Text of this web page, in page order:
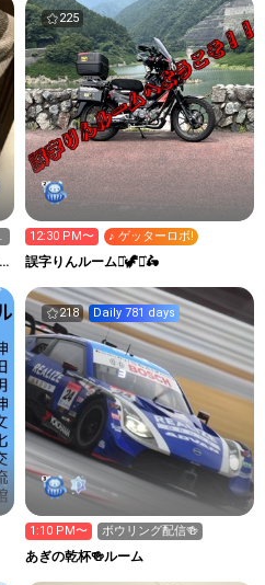
225
12:30 PM〜 ♪ ゲッターロボ!
誤字りんルーム⋆͛🦖⋆͛🛵
218 Daily 781 days
1:10 PM〜 ボウリング配信🍻
あぎの乾杯🍻ルーム